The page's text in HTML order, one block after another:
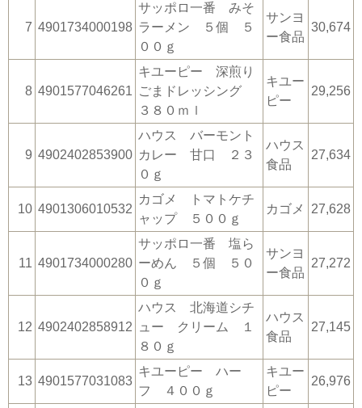
7 4901734000198
サッポロ一番 みそ
ラーメン ５個 ５
００ｇ
サンヨ
ー食品
30,674
8 4901577046261
キユーピー 深煎り
ごまドレッシング
３８０ｍｌ
キユー
ピー
29,256
9 4902402853900
ハウス バーモント
カレー 甘口 ２３
０ｇ
ハウス
食品
27,634
10 4901306010532
カゴメ トマトケチ
ャップ ５００ｇ
カゴメ 27,628
11 4901734000280
サッポロ一番 塩ら
ーめん ５個 ５０
０ｇ
サンヨ
ー食品
27,272
12 4902402858912
ハウス 北海道シチ
ュー クリーム １
８０ｇ
ハウス
食品
27,145
13 4901577031083
キユーピー ハー
フ ４００ｇ
キユー
ピー
26,976